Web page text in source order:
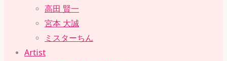
高田 賢一
宮本 大誠
ミスターちん
Artist